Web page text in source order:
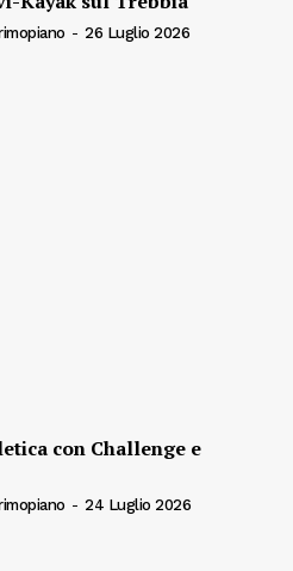
- 26 Luglio 2026
con Challenge e
- 24 Luglio 2026